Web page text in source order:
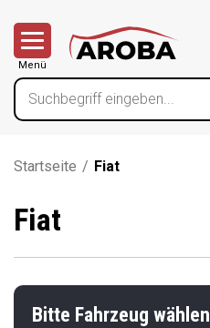
Menü
Startseite / Fiat
Fiat
Bitte Fahrzeug wählen